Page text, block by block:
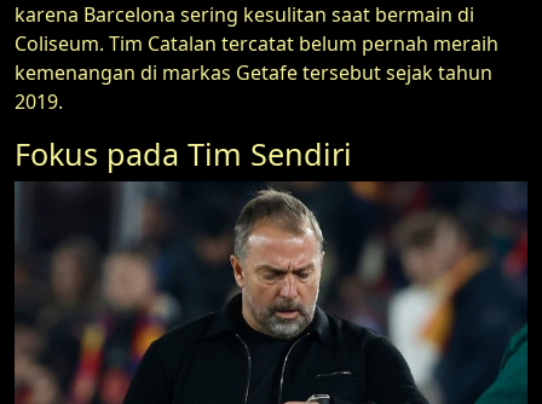
karena Barcelona sering kesulitan saat bermain di
Coliseum. Tim Catalan tercatat belum pernah meraih
kemenangan di markas Getafe tersebut sejak tahun
2019.
Fokus pada Tim Sendiri